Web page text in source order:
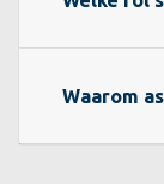
Waarom